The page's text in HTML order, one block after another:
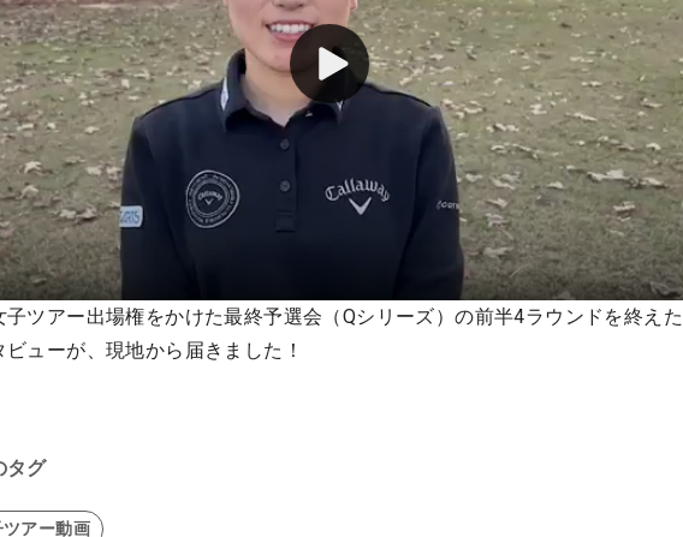
子ツアー出場権をかけた最終予選会（Qシリーズ）の前半4ラウンドを終え
ューが、現地から届きました！
タグ
アー動画